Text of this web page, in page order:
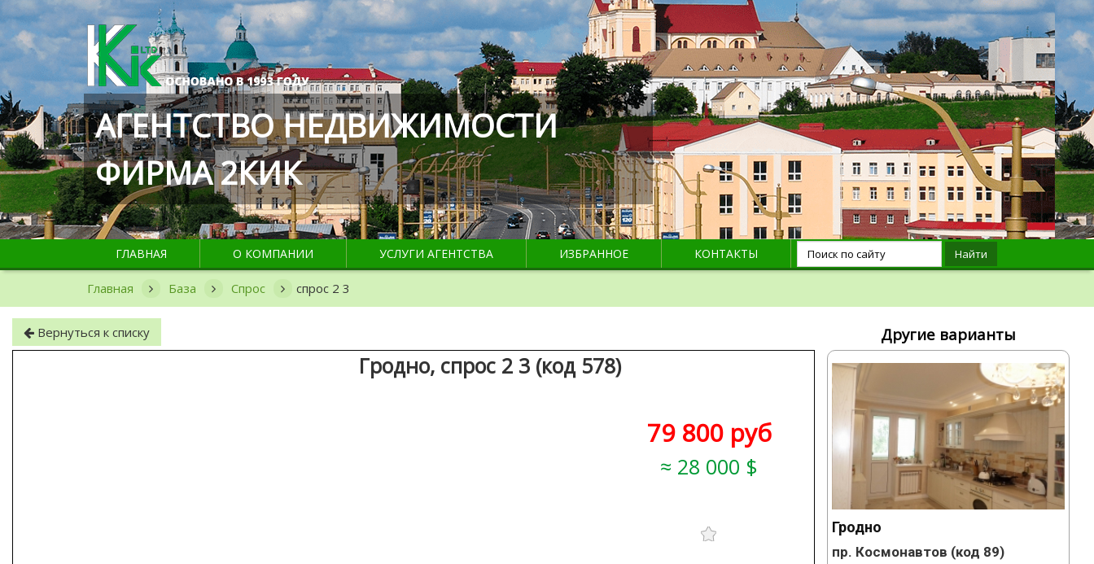
АГЕНТСТВО НЕДВИЖИМОСТИ
ФИРМА 2КИК
ГЛАВНАЯ О КОМПАНИИ УСЛУГИ АГЕНТСТВА ИЗБРАННОЕ КОНТАКТЫ Найти
Главная База Спрос спрос 2 3
Вернуться к списку
Гродно, спрос 2 3 (код 578)
28 000 $
79 800 руб
Другие варианты
Гродно
пр. Космонавтов (код 89)